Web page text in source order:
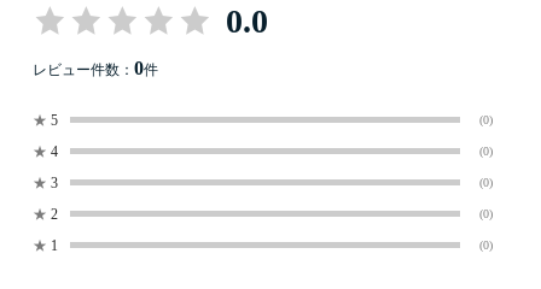
0.0
レビュー件数： 0件
★ 5 (0)
★ 4 (0)
★ 3 (0)
★ 2 (0)
★ 1 (0)